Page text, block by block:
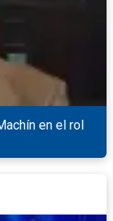
en el rol